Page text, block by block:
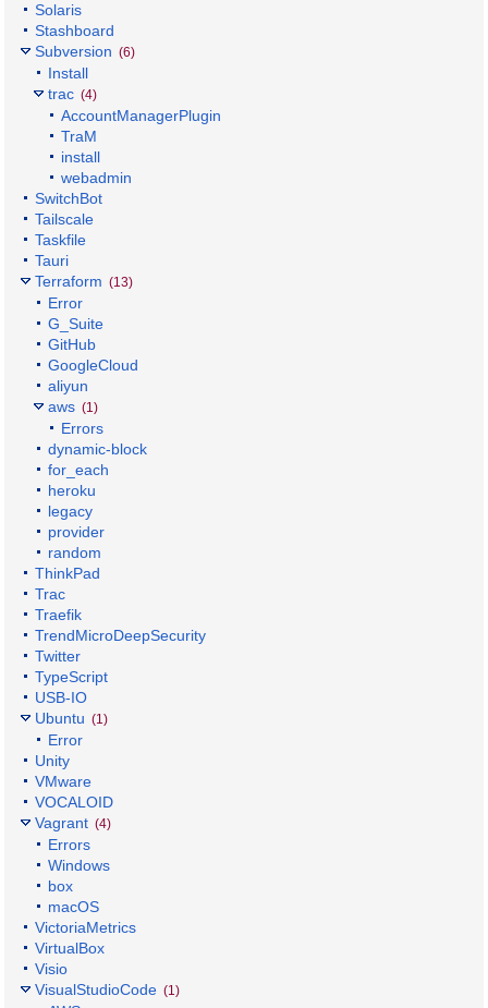
Solaris
Stashboard
Subversion (6)
Install
trac (4)
AccountManagerPlugin
TraM
install
webadmin
SwitchBot
Tailscale
Taskfile
Tauri
Terraform (13)
Error
G_Suite
GitHub
GoogleCloud
aliyun
aws (1)
Errors
dynamic-block
for_each
heroku
legacy
provider
random
ThinkPad
Trac
Traefik
TrendMicroDeepSecurity
Twitter
TypeScript
USB-IO
Ubuntu (1)
Error
Unity
VMware
VOCALOID
Vagrant (4)
Errors
Windows
box
macOS
VictoriaMetrics
VirtualBox
Visio
VisualStudioCode (1)